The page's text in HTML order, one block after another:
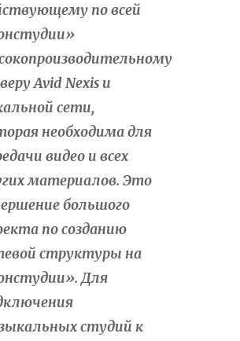
по всей
Avid Nexis и
сети,
необходима для
видео и всех
материалов. Это
большого
по созданию
структуры на
Для
студий к